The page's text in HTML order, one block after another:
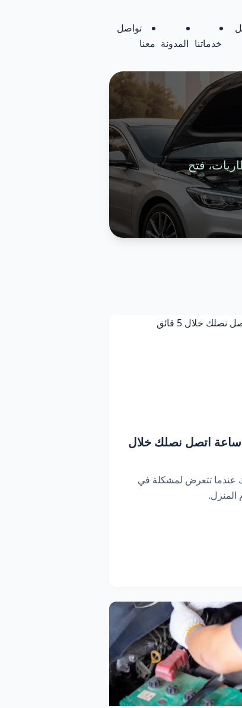
خدماتنا المدونة
تواصل
معنا
فتح
بنشر متنقل دبي | خدمة 24 ساعة اتصل نصلك خلال
عندما تتعرض لمشكلة في
المنزل.